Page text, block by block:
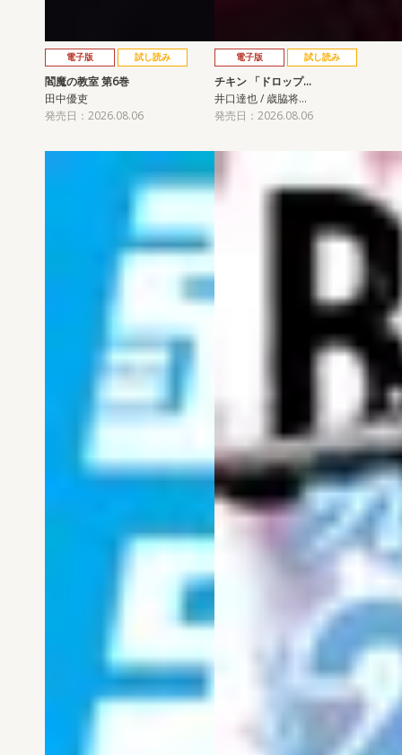
電子版 試し読み
閻魔の教室 第6巻
田中優吏
発売日：2026.08.06
電子版 試し読み
チキン 「ドロップ…
井口達也 / 歳脇将…
発売日：2026.08.06